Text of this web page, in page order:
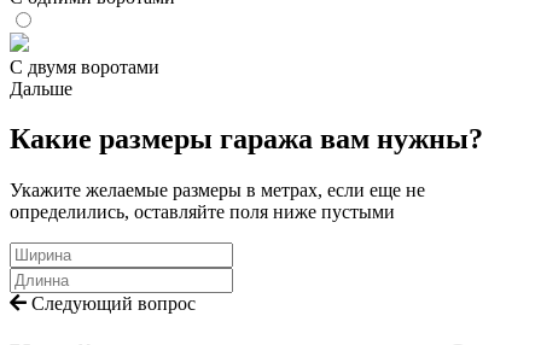
С двумя воротами
Дальше
Какие размеры гаража вам нужны?
Укажите желаемые размеры в метрах, если еще не
определились, оставляйте поля ниже пустыми
Следующий вопрос